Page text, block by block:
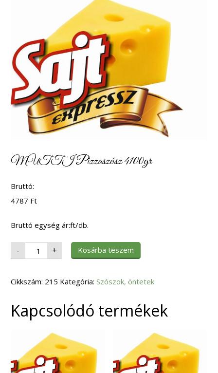
MUTTI Pizzaszósz 4100gr
Bruttó:
4787 Ft
Bruttó egység ár:ft/db.
- MUTTI
Pizzaszósz
4100gr
+ Kosárba teszem
Cikkszám: 215 Kategória:Szószok, öntetek
Kapcsolódó termékek